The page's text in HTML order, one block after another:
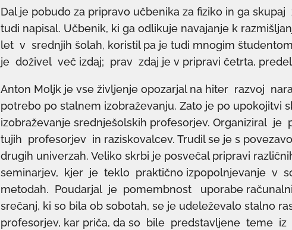
Dal je pobudo za pripravo učbenika za fiziko in ga
tudi napisal. Učbenik, ki ga odlikuje navajanje k
let v srednjih šolah, koristil pa je tudi mnogim
je doživel več izdaj; prav zdaj je v pripravi četrta,
Anton Moljk je vse življenje opozarjal na hiter razvoj
potrebo po stalnem izobraževanju. Zato je po upokojitvi
izobraževanje srednješolskih profesorjev. Organiziral
tujih profesorjev in raziskovalcev. Trudil se je s
drugih univerzah. Veliko skrbi je posvečal pripravi
seminarjev, kjer je teklo praktično izpopolnjevanje v
metodah. Poudarjal je pomembnost uporabe
srečanj, ki so bila ob sobotah, se je udeleževalo stalno
profesorjev, kar priča, da so bile predstavljene teme